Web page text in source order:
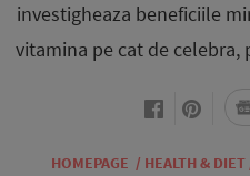
investigheaza beneficiile
vitamina pe cat de
HOMEPAGE / HEALTH & DIET